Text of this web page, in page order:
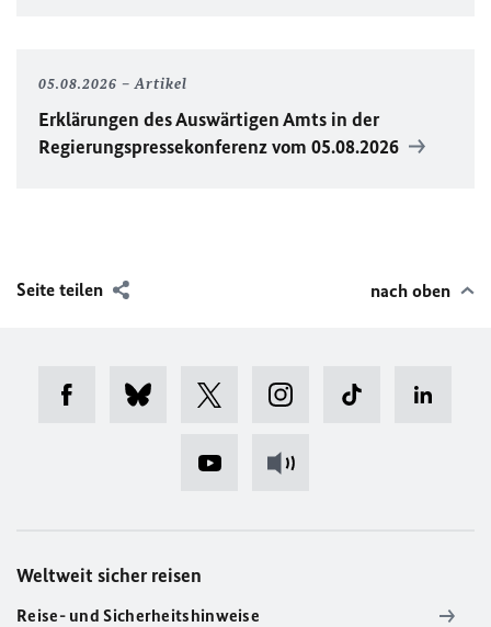
05.08.2026 Artikel
Erklärungen des Auswärtigen Amts in der
Regierungspressekonferenz vom 05.08.2026
Seite teilen nach oben
Weltweit sicher reisen
Reise- und Sicherheitshinweise